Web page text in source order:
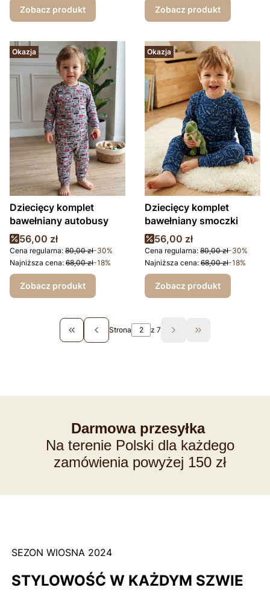
Zobacz produkt Zobacz produkt
Okazja
Dziecięcy komplet
bawełniany autobusy
Cena promocyjna
56,00 zł
Cena regularna: 80,00 zł-30%
Najniższa cena: 68,00 zł-18%
Zobacz produkt
Okazja
Dziecięcy komplet
bawełniany smoczki
Cena promocyjna
56,00 zł
Cena regularna: 80,00 zł-30%
Najniższa cena: 68,00 zł-18%
Zobacz produkt
Wróć do pierwszej strony z produktami
Strona z 7 Przejdź do
Darmowa przesyłka
Na terenie Polski dla każdego
zamówienia powyżej 150 zł
SEZON WIOSNA 2024
STYLOWOŚĆ W KAŻDYM SZWIE